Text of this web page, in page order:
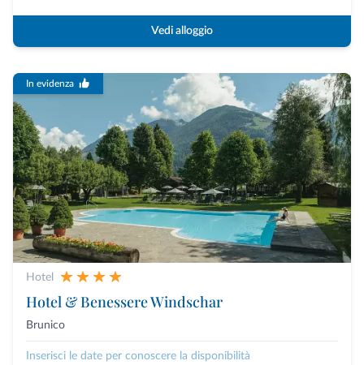
Vedi alloggio
In evidenza
Hotel
Hotel & Benessere Windschar
Brunico
Inserisci le date per conoscere la disponibilità